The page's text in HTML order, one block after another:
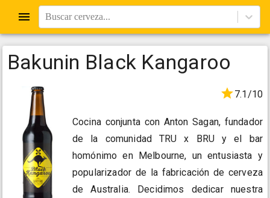
Buscar cerveza...
Bakunin Black Kangaroo
7.1/10
Cocina conjunta con Anton Sagan, fundador
de la comunidad TRU x BRU y el bar
homónimo en Melbourne, un entusiasta y
popularizador de la fabricación de cerveza
de Australia. Decidimos dedicar nuestra